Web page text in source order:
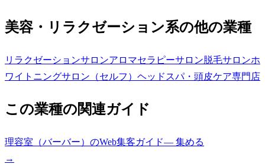
美容・リラクゼーション系の他の業種
リラクゼーションサロンアロマセラピーサロン脱毛サロンホ
ワイトニングサロン（セルフ） ヘッドスパ・頭皮ケア専門店
この業種の関連ガイド
理容室（バーバー） のWeb集客ガイド— 集める
→